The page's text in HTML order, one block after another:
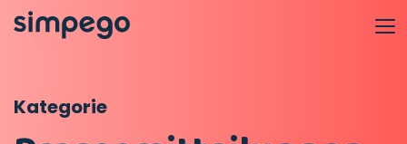
Kategorie